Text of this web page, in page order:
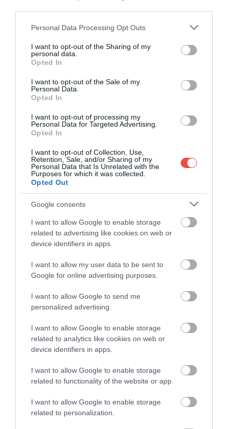
Please note that this website/app uses one or more Google
not limited to your visit or usage behaviour. You may click to
grant or deny consent to Google and its third-party tags to
use your data for below specified purposes in below Google
consent section.
Personal Data Processing Opt Outs
I want to opt-out of the Sharing of my
personal data.
Opted In
I want to opt-out of the Sale of my
Personal Data.
Opted In
I want to opt-out of processing my
Personal Data for Targeted Advertising.
Opted In
I want to opt-out of Collection, Use,
Retention, Sale, and/or Sharing of my
Personal Data that Is Unrelated with the
Purposes for which it was collected.
Opted Out
Google consents
I want to allow Google to enable storage
related to advertising like cookies on web or
device identifiers in apps.
I want to allow my user data to be sent to
Google for online advertising purposes.
I want to allow Google to send me
personalized advertising.
I want to allow Google to enable storage
related to analytics like cookies on web or
device identifiers in apps.
I want to allow Google to enable storage
related to functionality of the website or app.
I want to allow Google to enable storage
related to personalization.
A közelben található aMadinat al Zahra
régészeti
terület is, amely szintén világörökségi helyszín. Nem
megrendezettPatiók Fesztiváljáról
sem, amikor az
itt élők megnyitják virágos belső udvaraikat a
látogatók előtt. A települést egyébként a hidegebb
hónapokban is érdemes felkeresni, hiszen ezt
tartják az egyiklegnaposabb
Lynn szerint Córdoba a történelem, a kultúra és a
természet egyedülálló elegyét kínálja, ami rendkívül
között kiemelte a Mezquita Katedrálist, illetve
gasztronómiai különlegességként asalmorejót
az egyszerű, mégis ízletes paradicsomos krémlevest
olajjal, kenyérrel, fokhagymával és egy kevés ecettel
A várost leginkábbSevillábóltudjuk megközelíteni,
ahova Budapestről közvetlen járattal juthatunk el.
vonatúttal kell számolnunk. 2026-tól ráadásul egy
fényűzővonatos utazás keretein belül is
megcsodálhatjuk az andalúz várost más, szintén
elképesztő spanyol település mellett. Córdoba